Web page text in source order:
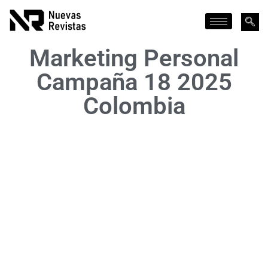
Marketing Personal
Campaña 18 2025
Colombia